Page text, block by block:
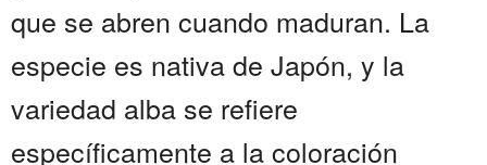
que se abren cuando maduran. La
especie es nativa de Japón, y la
variedad alba se refiere
específicamente a la coloración